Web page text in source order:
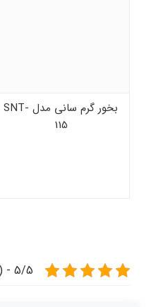
بخور گرم سانی مدل SNT-
115
5/5 - (1 امتیاز)